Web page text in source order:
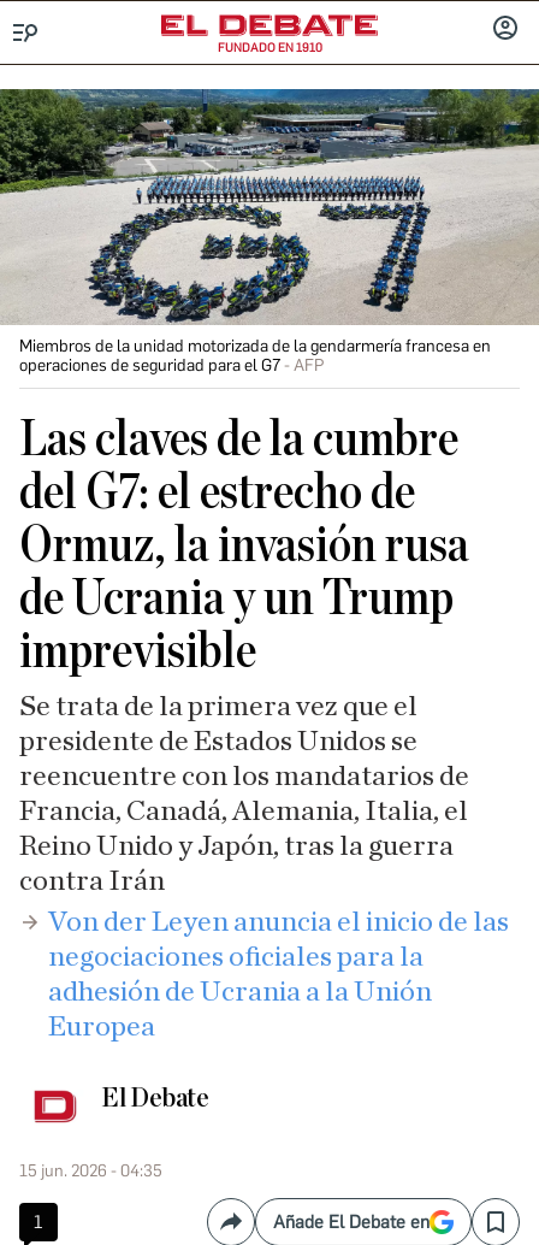
FUNDADO EN 1910
Miembros de la unidad motorizada de la gendarmería francesa en
operaciones de seguridad para el G7
AFP
Las claves de la cumbre
del G7: el estrecho de
Ormuz, la invasión rusa
de Ucrania y un Trump
imprevisible
Se trata de la primera vez que el
presidente de Estados Unidos se
reencuentre con los mandatarios de
Francia, Canadá, Alemania, Italia, el
Reino Unido y Japón, tras la guerra
contra Irán
​Von der Leyen anuncia el inicio de las
negociaciones oficiales para la
adhesión de Ucrania a la Unión
Europea
El Debate
15 jun. 2026 - 04:35
1 CompartirAñade El Debate en Save